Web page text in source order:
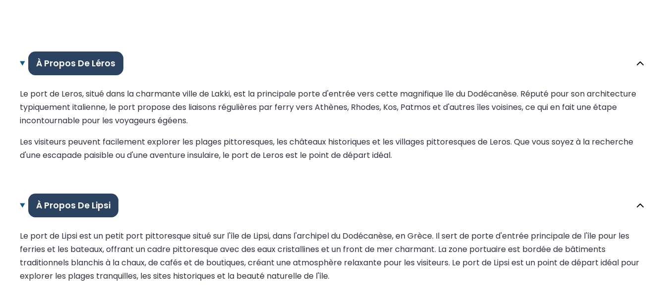
À Propos De Léros
Le port de Leros, situé dans la charmante ville de Lakki, est la principale porte d'entrée vers cette magnifique île du Dodécanèse. Réputé pour son architecture
typiquement italienne, le port propose des liaisons régulières par ferry vers Athènes, Rhodes, Kos, Patmos et d'autres îles voisines, ce qui en fait une étape
incontournable pour les voyageurs égéens.
Les visiteurs peuvent facilement explorer les plages pittoresques, les châteaux historiques et les villages pittoresques de Leros. Que vous soyez à la recherche
d'une escapade paisible ou d'une aventure insulaire, le port de Leros est le point de départ idéal.
À Propos De Lipsi
Le port de Lipsi est un petit port pittoresque situé sur l'île de Lipsi, dans l'archipel du Dodécanèse, en Grèce. Il sert de porte d'entrée principale de l'île pour les
ferries et les bateaux, offrant un cadre pittoresque avec des eaux cristallines et un front de mer charmant. La zone portuaire est bordée de bâtiments
traditionnels blanchis à la chaux, de cafés et de boutiques, créant une atmosphère relaxante pour les visiteurs. Le port de Lipsi est un point de départ idéal pour
explorer les plages tranquilles, les sites historiques et la beauté naturelle de l'île.